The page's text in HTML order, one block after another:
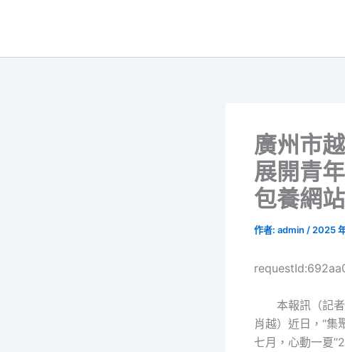
廣州市
展開青
包養網
作者: admin / 2025
本報訊（記
肖越）近日，“集
七月，心動一夏